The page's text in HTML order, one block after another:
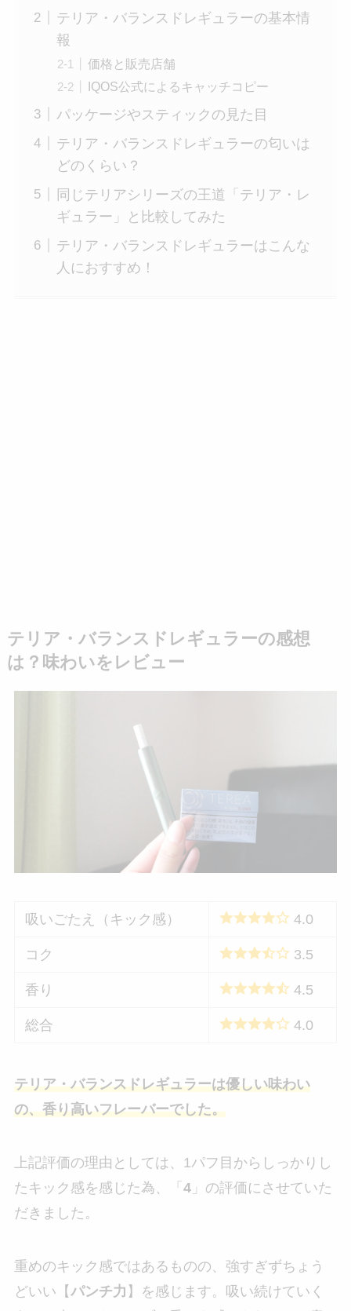
テリア・バランスドレギュラーの基本情
報
価格と販売店舗
IQOS公式によるキャッチコピー
パッケージやスティックの見た目
テリア・バランスドレギュラーの匂いは
どのくらい？
同じテリアシリーズの王道「テリア・レ
ギュラー」と比較してみた
テリア・バランスドレギュラーはこんな
人におすすめ！
テリア・バランスドレギュラーの感想
は？味わいをレビュー
吸いごたえ（キック感） 4.0
コク 3.5
香り 4.5
総合 4.0
テリア・バランスドレギュラーは優しい味わい
の、香り高いフレーバーでした。
上記評価の理由としては、1パフ目からしっかりし
たキック感を感じた為、「 4」の評価にさせていた
だきました。
重めのキック感ではあるものの、強すぎずちょう
どいい【パンチ力 】を感じます。吸い続けていく